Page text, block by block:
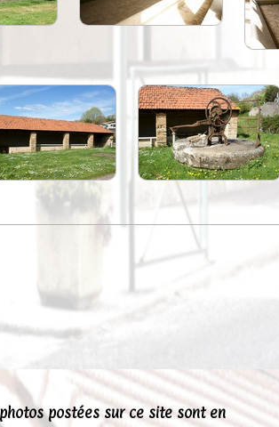
postées sur ce site sont en